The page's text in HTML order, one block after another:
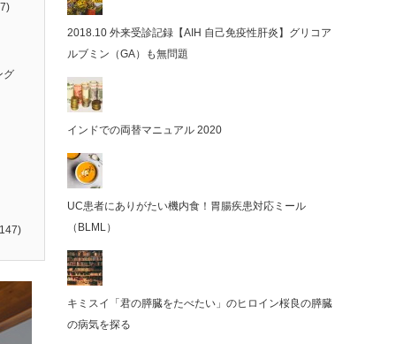
グ
2018.10 外来受診記録【AIH 自己免疫性肝炎】グリコア
ルブミン（GA）も無問題
インドでの両替マニュアル 2020
UC患者にありがたい機内食！胃腸疾患対応ミール
（BLML）
キミスイ「君の膵臓をたべたい」のヒロイン桜良の膵臓
の病気を探る